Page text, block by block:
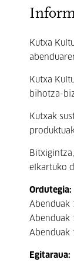
Kutxa
Kutxa
bihotza-
Kutxak
elkartuko
Ordutegia:
Abenduak
Abenduak
Abenduak
Egitaraua: